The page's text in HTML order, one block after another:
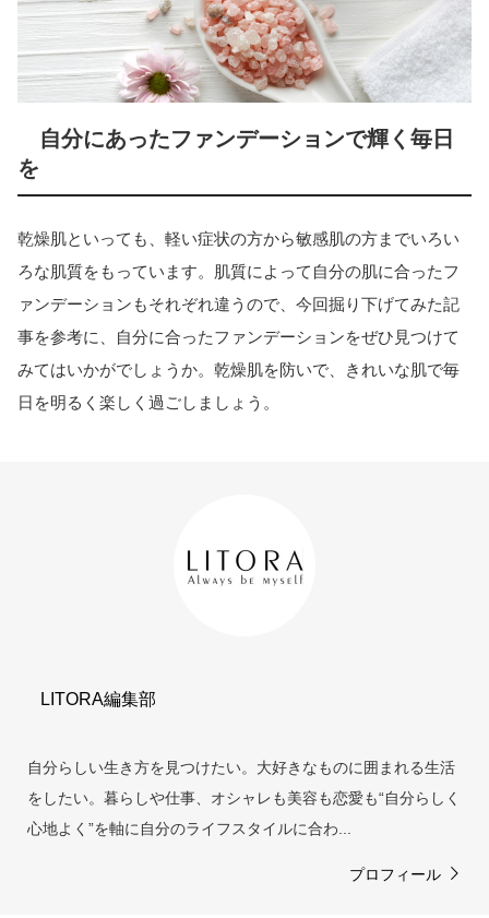
自分にあったファンデーションで輝く毎日
を
乾燥肌といっても、軽い症状の方から敏感肌の方までいろい
ろな肌質をもっています。肌質によって自分の肌に合ったフ
ァンデーションもそれぞれ違うので、今回掘り下げてみた記
事を参考に、自分に合ったファンデーションをぜひ見つけて
みてはいかがでしょうか。乾燥肌を防いで、きれいな肌で毎
日を明るく楽しく過ごしましょう。
LITORA編集部
自分らしい生き方を見つけたい。大好きなものに囲まれる生活
をしたい。暮らしや仕事、オシャレも美容も恋愛も“自分らしく
心地よく”を軸に自分のライフスタイルに合わ...
プロフィール